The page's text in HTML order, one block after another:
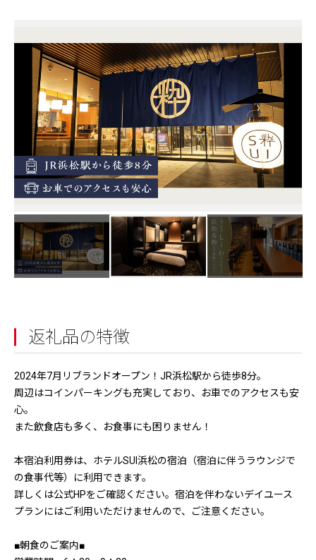
返礼品の特徴
2024年7月リブランドオープン！JR浜松駅から徒歩8分。
周辺はコインパーキングも充実しており、お車でのアクセスも安
心。
また飲食店も多く、お食事にも困りません！
本宿泊利用券は、ホテルSUI浜松の宿泊（宿泊に伴うラウンジで
の食事代等）に利用できます。
詳しくは公式HPをご確認ください。宿泊を伴わないデイユース
プランにはご利用いただけませんので、ご注意ください。
■朝食のご案内■